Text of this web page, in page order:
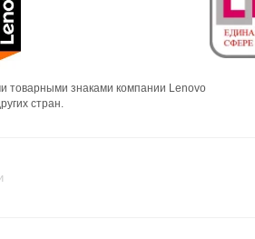
товарными знаками компании Lenovo
стран.